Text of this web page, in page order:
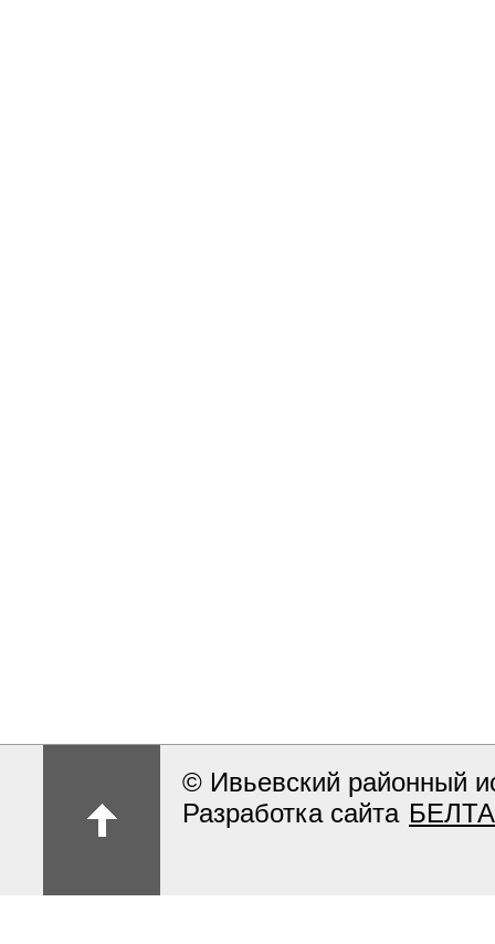
© Ивьевский районный
Разработка сайта БЕЛТА